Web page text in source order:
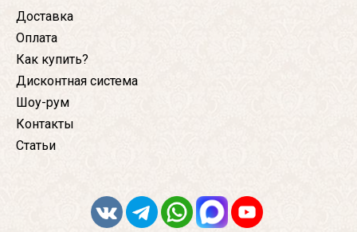
Доставка
Оплата
Как купить?
Дисконтная система
Шоу-рум
Контакты
Статьи